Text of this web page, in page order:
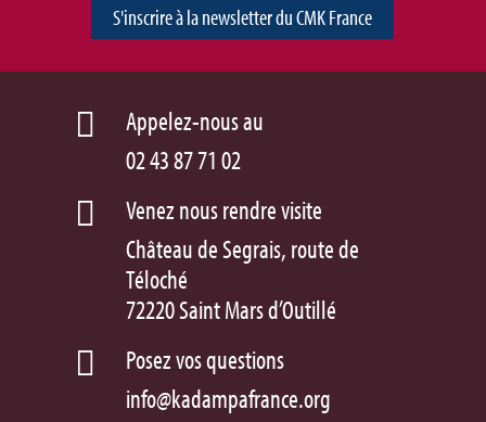
S'inscrire à la newsletter du CMK France

Appelez-nous au
02 43 87 71 02

Venez nous rendre visite
Château de Segrais, route de
Téloché
72220 Saint Mars d’Outillé

Posez vos questions
info@kadampafrance.org